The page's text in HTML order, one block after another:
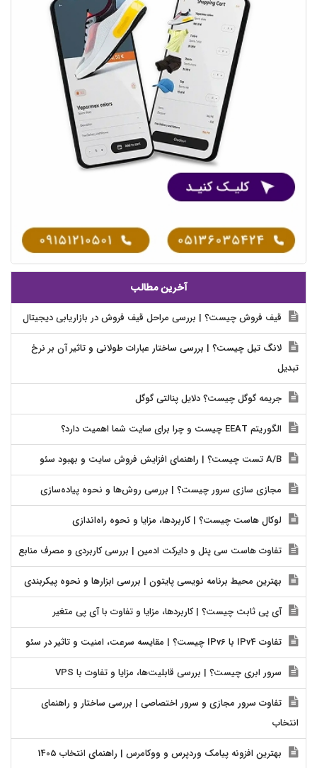
آخرین مطالب
قیف فروش چیست؟ | بررسی مراحل قیف فروش در بازاریابی دیجیتال
لانگ تیل چیست؟ | بررسی ساختار عبارات طولانی و تاثیر آن بر نرخ
تبدیل
جریمه گوگل چیست؟ دلایل پنالتی گوگل
الگوریتم EEAT چیست و چرا برای سایت شما اهمیت دارد؟
مجازی سازی سرور چیست؟ | بررسی روش‌ها و نحوه پیاده‌سازی
لوکال هاست چیست؟ | کاربردها، مزایا و نحوه راه‌اندازی
تفاوت هاست سی پنل و دایرکت ادمین | بررسی کاربردی و مصرف منابع
بهترین محیط برنامه نویسی پایتون | بررسی ابزارها و نحوه پیکربندی
آی پی ثابت چیست؟ | کاربردها، مزایا و تفاوت با آی پی متغیر
تفاوت IPv4 با IPv6 چیست؟ | مقایسه سرعت، امنیت و تاثیر در سئو
سرور ابری چیست؟ | بررسی قابلیت‌ها، مزایا و تفاوت با VPS
تفاوت سرور مجازی و سرور اختصاصی | بررسی ساختار و راهنمای
انتخاب
بهترین افزونه پیامک وردپرس و ووکامرس | راهنمای انتخاب 1405